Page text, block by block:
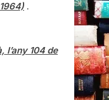
.
l’any 104 de